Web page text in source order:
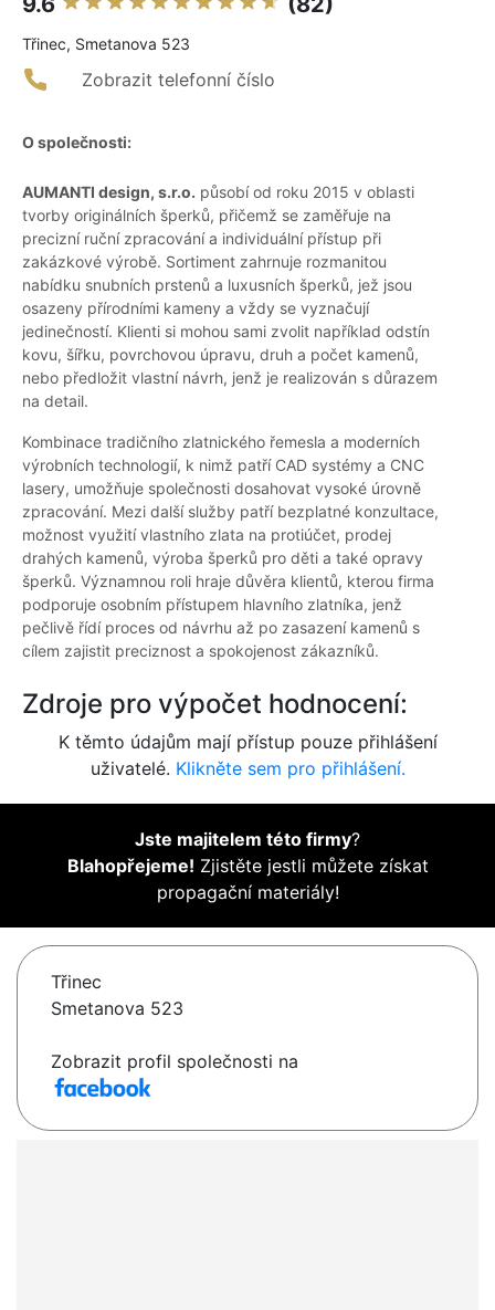
Třinec, Smetanova 523
Zobrazit telefonní číslo
O společnosti:
AUMANTI design, s.r.o. působí od roku 2015 v oblasti
tvorby originálních šperků, přičemž se zaměřuje na
precizní ruční zpracování a individuální přístup při
zakázkové výrobě. Sortiment zahrnuje rozmanitou
nabídku snubních prstenů a luxusních šperků, jež jsou
osazeny přírodními kameny a vždy se vyznačují
jedinečností. Klienti si mohou sami zvolit například odstín
kovu, šířku, povrchovou úpravu, druh a počet kamenů,
nebo předložit vlastní návrh, jenž je realizován s důrazem
na detail.
Kombinace tradičního zlatnického řemesla a moderních
výrobních technologií, k nimž patří CAD systémy a CNC
lasery, umožňuje společnosti dosahovat vysoké úrovně
zpracování. Mezi další služby patří bezplatné konzultace,
možnost využití vlastního zlata na protiúčet, prodej
drahých kamenů, výroba šperků pro děti a také opravy
šperků. Významnou roli hraje důvěra klientů, kterou firma
podporuje osobním přístupem hlavního zlatníka, jenž
pečlivě řídí proces od návrhu až po zasazení kamenů s
cílem zajistit preciznost a spokojenost zákazníků.
Zdroje pro výpočet hodnocení:
K těmto údajům mají přístup pouze přihlášení
uživatelé. Klikněte sem pro přihlášení.
Jste majitelem této firmy?
Blahopřejeme! Zjistěte jestli můžete získat
propagační materiály!
Třinec
Smetanova 523
Zobrazit profil společnosti na